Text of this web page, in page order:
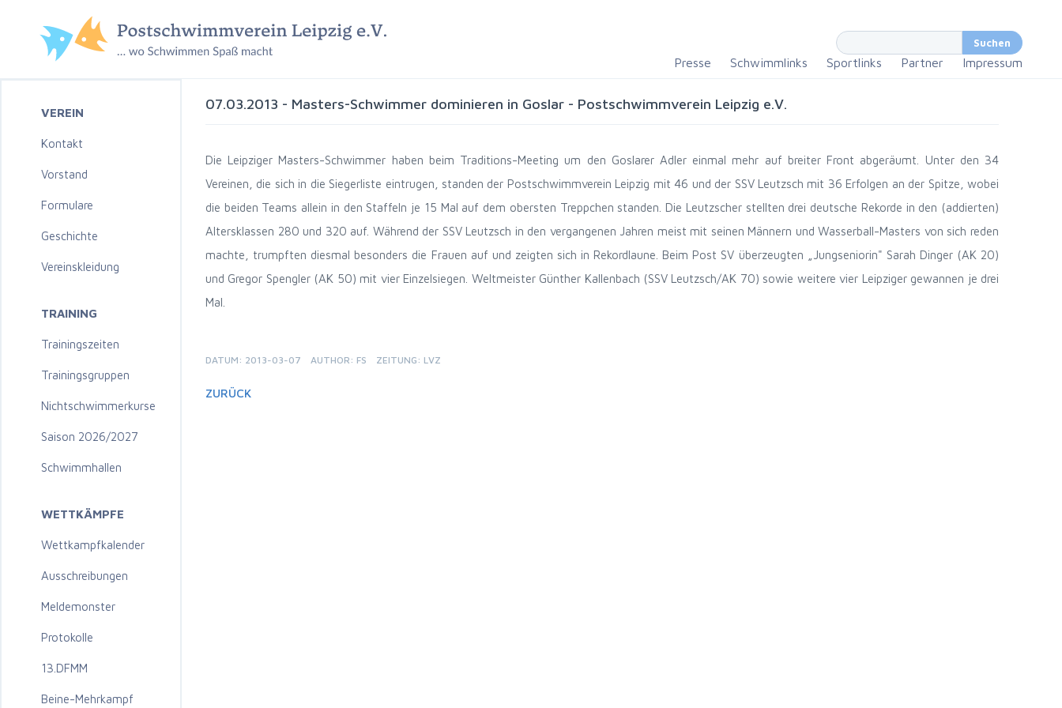
Presse Schwimmlinks Sportlinks Partner Impressum
VEREIN
Kontakt
Vorstand
Formulare
Geschichte
Vereinskleidung
TRAINING
Trainingszeiten
Trainingsgruppen
Nichtschwimmerkurse
Saison 2026/2027
Schwimmhallen
WETTKÄMPFE
Wettkampfkalender
Ausschreibungen
Meldemonster
Protokolle
13.DFMM
Beine-Mehrkampf
07.03.2013 - Masters-Schwimmer dominieren in Goslar - Postschwimmverein Leipzig e.V.
Die Leipziger Masters-Schwimmer haben beim Traditions-Meeting um den Goslarer Adler einmal mehr auf breiter Front abgeräumt. Unter den 34
Vereinen, die sich in die Siegerliste eintrugen, standen der Postschwimmverein Leipzig mit 46 und der SSV Leutzsch mit 36 Erfolgen an der Spitze, wobei
die beiden Teams allein in den Staffeln je 15 Mal auf dem obersten Treppchen standen. Die Leutzscher stellten drei deutsche Rekorde in den (addierten)
Altersklassen 280 und 320 auf. Während der SSV Leutzsch in den vergangenen Jahren meist mit seinen Männern und Wasserball-Masters von sich reden
machte, trumpften diesmal besonders die Frauen auf und zeigten sich in Rekordlaune. Beim Post SV überzeugten „Jungseniorin" Sarah Dinger (AK 20)
und Gregor Spengler (AK 50) mit vier Einzelsiegen. Weltmeister Günther Kallenbach (SSV Leutzsch/AK 70) sowie weitere vier Leipziger gewannen je drei
Mal.
DATUM: 2013-03-07 AUTHOR: FS ZEITUNG: LVZ
ZURÜCK